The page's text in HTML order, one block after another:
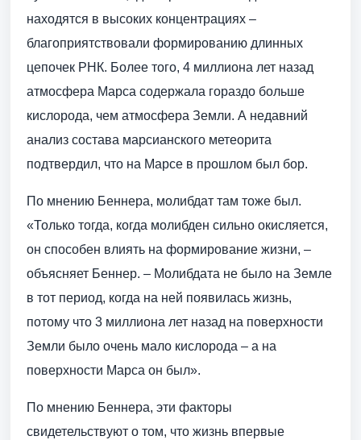
находятся в высоких концентрациях –
благоприятствовали формированию длинных
цепочек РНК. Более того, 4 миллиона лет назад
атмосфера Марса содержала гораздо больше
кислорода, чем атмосфера Земли. А недавний
анализ состава марсианского метеорита
подтвердил, что на Марсе в прошлом был бор.
По мнению Беннера, молибдат там тоже был.
«Только тогда, когда молибден сильно окисляется,
он способен влиять на формирование жизни, –
объясняет Беннер. – Молибдата не было на Земле
в тот период, когда на ней появилась жизнь,
потому что 3 миллиона лет назад на поверхности
Земли было очень мало кислорода – а на
поверхности Марса он был».
По мнению Беннера, эти факторы
свидетельствуют о том, что жизнь впервые